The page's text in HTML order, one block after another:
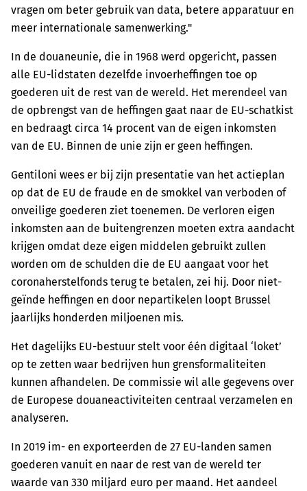
vragen om beter gebruik van data, betere apparatuur en
meer internationale samenwerking."
In de douaneunie, die in 1968 werd opgericht, passen
alle EU-lidstaten dezelfde invoerheffingen toe op
goederen uit de rest van de wereld. Het merendeel van
de opbrengst van de heffingen gaat naar de EU-schatkist
en bedraagt circa 14 procent van de eigen inkomsten
van de EU. Binnen de unie zijn er geen heffingen.
Gentiloni wees er bij zijn presentatie van het actieplan
op dat de EU de fraude en de smokkel van verboden of
onveilige goederen ziet toenemen. De verloren eigen
inkomsten aan de buitengrenzen moeten extra aandacht
krijgen omdat deze eigen middelen gebruikt zullen
worden om de schulden die de EU aangaat voor het
coronaherstelfonds terug te betalen, zei hij. Door niet-
geïnde heffingen en door nepartikelen loopt Brussel
jaarlijks honderden miljoenen mis.
Het dagelijks EU-bestuur stelt voor één digitaal ‘loket’
op te zetten waar bedrijven hun grensformaliteiten
kunnen afhandelen. De commissie wil alle gegevens over
de Europese douaneactiviteiten centraal verzamelen en
analyseren.
In 2019 im- en exporteerden de 27 EU-landen samen
goederen vanuit en naar de rest van de wereld ter
waarde van 330 miljard euro per maand. Het aandeel